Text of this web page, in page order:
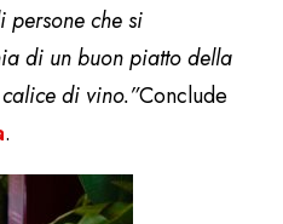
persone che si
di un buon piatto della
di vino.”Conclude
.